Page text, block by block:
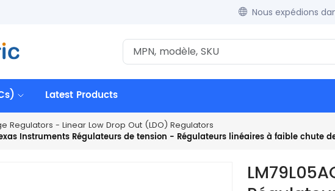
Nous expédions
Latest Products
Regulators - Linear Low Drop Out (LDO) Regulators
Instruments Régulateurs de tension - Régulateurs linéaires à faible chute